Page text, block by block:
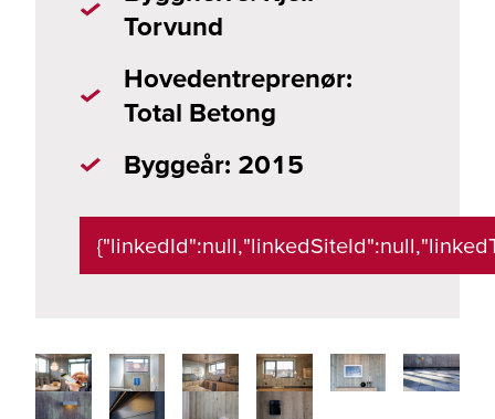
Torvund
Hovedentreprenør:
Total Betong
Byggeår: 2015